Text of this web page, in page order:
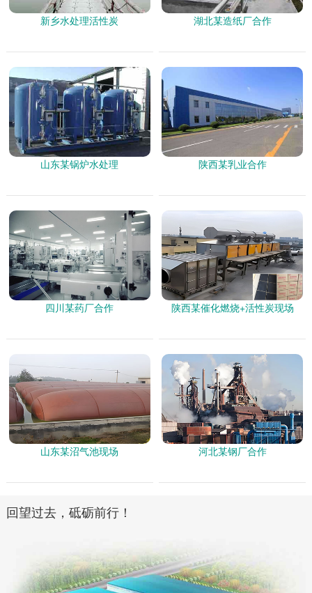
新乡水处理活性炭 湖北某造纸厂合作
山东某锅炉水处理 陕西某乳业合作
四川某药厂合作 陕西某催化燃烧+活性炭现场
山东某沼气池现场 河北某钢厂合作
回望过去，砥砺前行！